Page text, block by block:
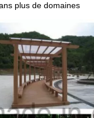
plus de domaines